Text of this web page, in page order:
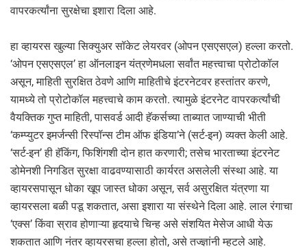
वापरकर्त्यांना सुरक्षेचा इशारा दिला आहे.
हा व्हायरस खुल्या सिक्युअर सॉकेट लेयरवर (ओपन एसएसएल) हल्ला करतो.
‘ओपन एसएसएल’ हा ऑनलाइन यंत्रणेमधला सर्वांत महत्त्वाचा प्रोटोकॉल
असून, माहिती सुरक्षित ठेवणे आणि माहितीचे इंटरनेटवर हस्तांतर करणे,
यामध्ये तो प्रोटोकॉल महत्त्वाचे काम करतो. त्यामुळे इंटरनेट वापरकर्त्यांची
वैयक्तिक गुप्त माहिती, पासवर्ड आदी हॅकर्सच्या ताब्यात जाण्याची भीती
‘कम्प्युटर इमर्जन्सी रिस्पॉन्स टीम ऑफ इंडिया’ने (सर्ट-इन) व्यक्त केली आहे.
‘सर्ट-इन’ ही हॅकिंग, फिशिंगशी दोन हात करणारी; तसेच भारताच्या इंटरनेट
डोमेनशी निगडित सुरक्षा वाढवण्यासाठी कार्यरत असलेली संस्था आहे. या
व्हायरसपासून धोका खूप जास्त धोका असून, सर्व असुरक्षित यंत्रणा या
व्हायरसला बळी पडू शकतात, असा इशारा या संस्थेने दिला आहे. लाल रंगाचा
‘एक्स’ किंवा स्राव होणाऱ्या हृदयाचे चिन्ह असे संशयित मेसेज आधी येऊ
शकतात आणि नंतर व्हायरसचा हल्ला होतो, असे तज्ज्ञांनी म्हटले आहे.